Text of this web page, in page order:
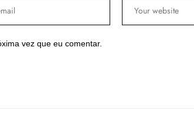
vez que eu comentar.